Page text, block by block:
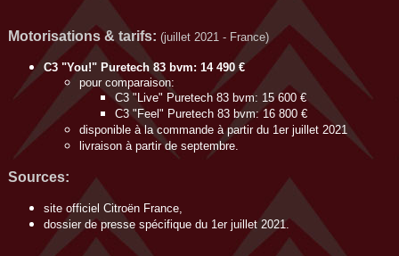
Motorisations & tarifs: (juillet 2021 - France)
C3 "You!" Puretech 83 bvm: 14 490 €
pour comparaison:
C3 "Live" Puretech 83 bvm: 15 600 €
C3 "Feel" Puretech 83 bvm: 16 800 €
disponible à la commande à partir du 1er juillet 2021
livraison à partir de septembre.
Sources:
site officiel Citroën France,
dossier de presse spécifique du 1er juillet 2021.